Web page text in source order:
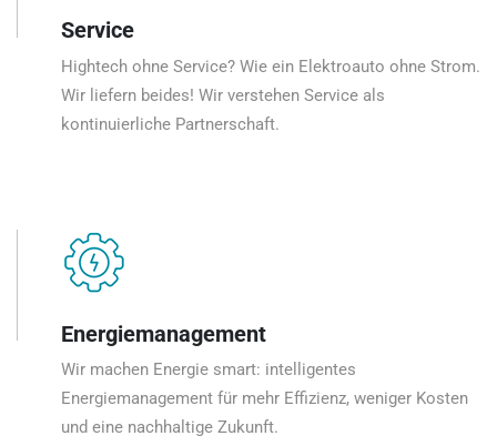
Service
Hightech ohne Service? Wie ein Elektroauto ohne Strom.
Wir liefern beides! Wir verstehen Service als
kontinuierliche Partnerschaft.
Energiemanagement
Wir machen Energie smart: intelligentes
Energiemanagement für mehr Effizienz, weniger Kosten
und eine nachhaltige Zukunft.